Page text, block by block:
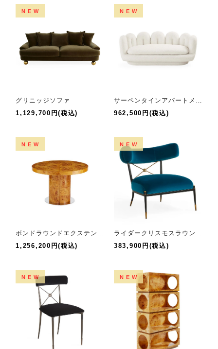
NEW
グリニッジソファ
1,129,700円(税込)
NEW
962,500円(税込)
NEW
ボンドラウンドエクステンションダイニングテーブル
1,256,200円(税込)
NEW
ライダークリスモスラウンジチェア
383,900円(税込)
NEW NEW